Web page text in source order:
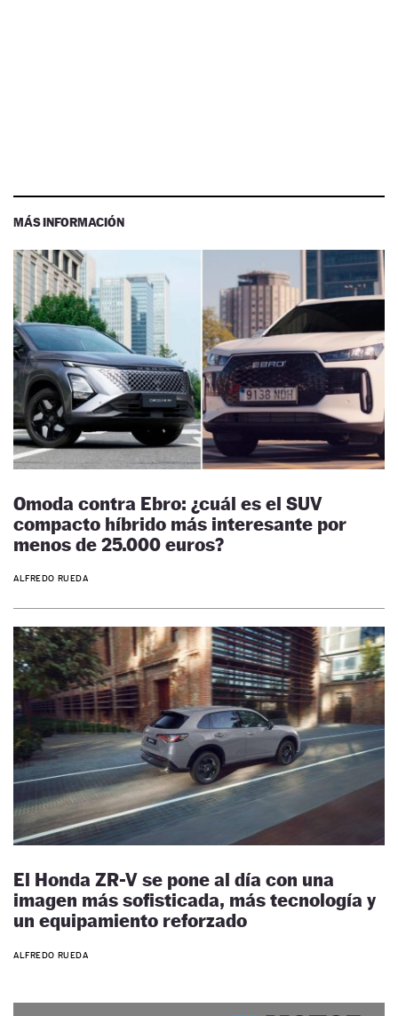
MÁS INFORMACIÓN
Omoda contra Ebro: ¿cuál es el SUV
compacto híbrido más interesante por
menos de 25.000 euros?
ALFREDO RUEDA
El Honda ZR-V se pone al día con una
imagen más sofisticada, más tecnología y
un equipamiento reforzado
ALFREDO RUEDA